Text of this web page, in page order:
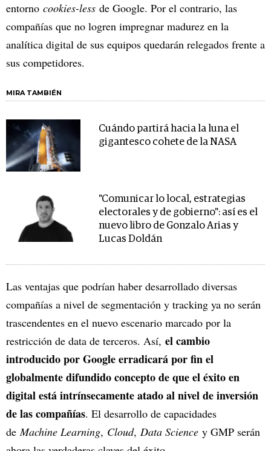
entorno cookies-less de Google. Por el contrario, las
compañías que no logren impregnar madurez en la
analítica digital de sus equipos quedarán relegados frente a
sus competidores.
MIRA TAMBIÉN
Cuándo partirá hacia la luna el
gigantesco cohete de la NASA
"Comunicar lo local, estrategias
electorales y de gobierno": así es el
nuevo libro de Gonzalo Arias y
Lucas Doldán
Las ventajas que podrían haber desarrollado diversas
compañías a nivel de segmentación y tracking ya no serán
trascendentes en el nuevo escenario marcado por la
restricción de data de terceros. Así, el cambio
introducido por Google erradicará por fin el
globalmente difundido concepto de que el éxito en
digital está intrínsecamente atado al nivel de inversión
de las compañías. El desarrollo de capacidades
deMachine Learning, Cloud, Data Science y GMP serán